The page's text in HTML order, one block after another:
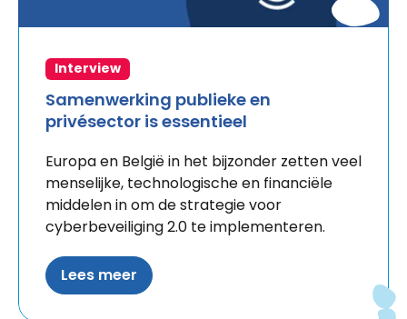
Interview
Samenwerking publieke en
privésector is essentieel
Europa en België in het bijzonder zetten veel
menselijke, technologische en financiële
middelen in om de strategie voor
cyberbeveiliging 2.0 te implementeren.
Lees meer